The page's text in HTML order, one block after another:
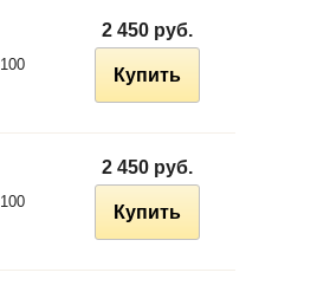
100
2 450 руб.
Купить
100
2 450 руб.
Купить